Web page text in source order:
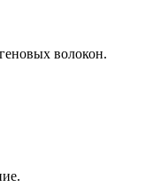
волокон.